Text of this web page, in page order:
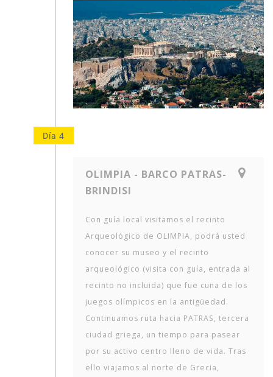
Día 4
OLIMPIA - BARCO PATRAS-
BRINDISI
Con guía local visitamos el recinto
Arqueológico de OLIMPIA, podrá usted
conocer su museo y el recinto
arqueológico (visita con guía, entrada al
recinto no incluida) que fue cuna de los
juegos olímpicos en la antigüedad.
Continuamos ruta hacia PATRAS, tercera
ciudad griega, un tiempo para pasear
por su activo centro lleno de vida. Tras
ello viajamos al norte de Grecia,